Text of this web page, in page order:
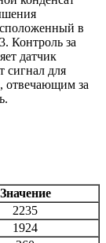
в
Контроль за
датчик
сигнал для
отвечающим за
Значение
2235
1924